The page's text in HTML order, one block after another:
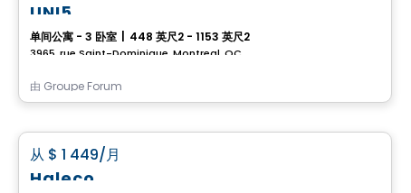
UNI5
单间公寓 - 3 卧室 448 英尺2 - 1153 英尺2
3965, rue Saint-Dominique, Montreal, QC
由 Groupe Forum
公寓
从 $ 1 449/月
Haleco